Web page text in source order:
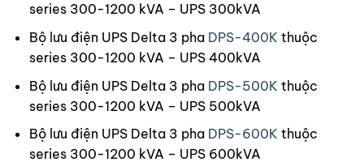
series 300-1200 kVA – UPS 300kVA
Bộ lưu điện UPS Delta 3 pha DPS-400K thuộc
series 300-1200 kVA – UPS 400kVA
Bộ lưu điện UPS Delta 3 pha DPS-500K thuộc
series 300-1200 kVA – UPS 500kVA
Bộ lưu điện UPS Delta 3 pha DPS-600K thuộc
series 300-1200 kVA – UPS 600kVA